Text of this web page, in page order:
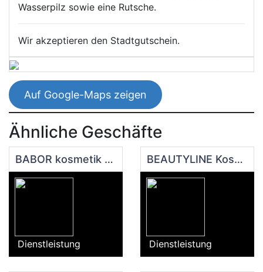
Wasserpilz sowie eine Rutsche.
Wir akzeptieren den Stadtgutschein.
Auf Google-Maps zeigen
Ähnliche Geschäfte
BABOR kosmetik & medical beauty carmen schmalz-leyendecker
Dienstleistung
BEAUTYLINE Kosmetikinstitut
Dienstleistung